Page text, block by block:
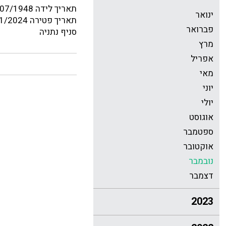
ינואר
פברואר
מרץ
אפריל
מאי
יוני
יולי
אוגוסט
ספטמבר
אוקטובר
נובמבר
דצמבר
2023
תאריך לידה 21/07/1948
תאריך פטירה 10/11/2024
סניף נתניה